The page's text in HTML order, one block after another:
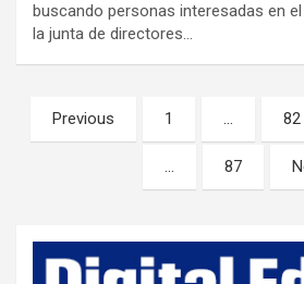
buscando personas interesadas en
la junta de directores…
o
Previous 1 … 82
… 87